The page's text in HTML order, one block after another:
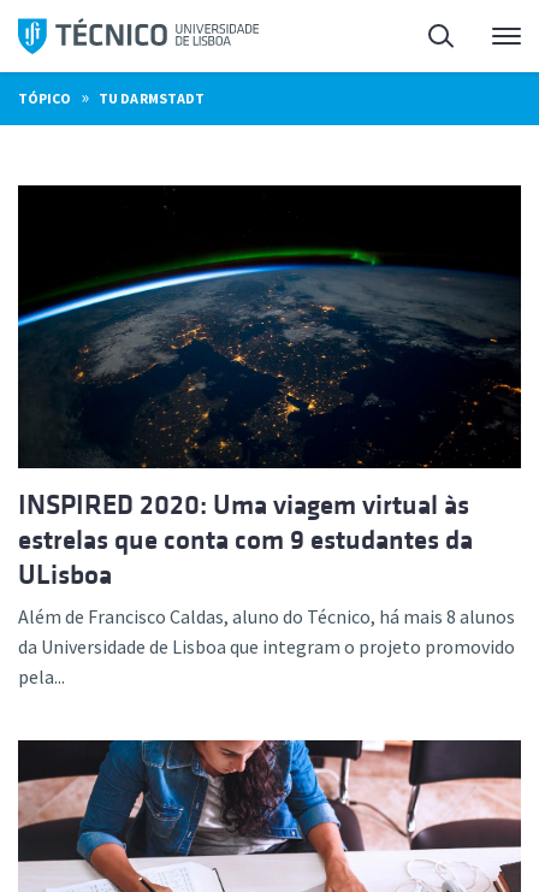
Saltar
para
o
conteúdo
Pesquisa
TÓPICO » TU DARMSTADT
INSPIRED 2020: Uma viagem virtual às
estrelas que conta com 9 estudantes da
ULisboa
Além de Francisco Caldas, aluno do Técnico, há mais 8 alunos
da Universidade de Lisboa que integram o projeto promovido
pela...